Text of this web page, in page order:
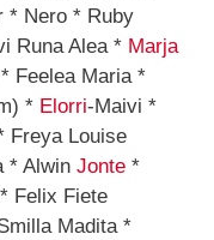
* Nero * Ruby
Runa Alea * Marja
Feelea Maria *
* Elorri-Maivi *
Freya Louise
* Alwin Jonte *
Felix Fiete
Madita *